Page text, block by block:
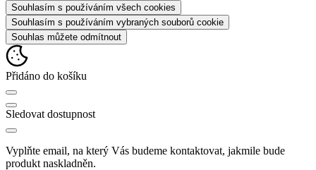
Souhlasím s používáním všech cookies
Souhlasím s používáním vybraných souborů cookie
Souhlas můžete odmítnout
Přidáno do košíku
Sledovat dostupnost
Vyplňte email, na který Vás budeme kontaktovat, jakmile bude
produkt naskladněn.